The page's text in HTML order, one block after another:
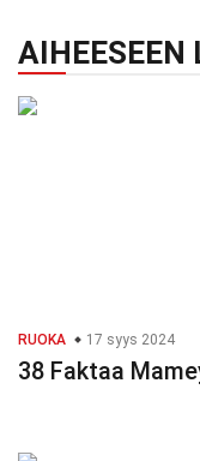
AIHEESEEN
RUOKA 17 syys 2024
38 Faktaa